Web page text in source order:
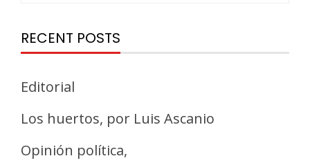
RECENT POSTS
Editorial
Los huertos, por Luis Ascanio
Opinión política,